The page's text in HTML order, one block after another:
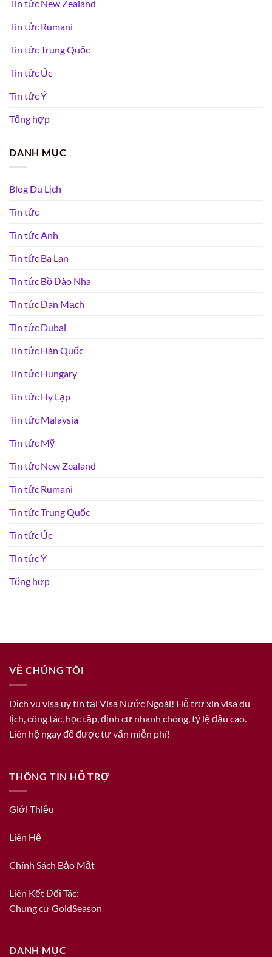
Tin tức New Zealand
Tin tức Rumani
Tin tức Trung Quốc
Tin tức Úc
Tin tức Ý
Tổng hợp
DANH MỤC
Blog Du Lịch
Tin tức
Tin tức Anh
Tin tức Ba Lan
Tin tức Bồ Đào Nha
Tin tức Đan Mạch
Tin tức Dubai
Tin tức Hàn Quốc
Tin tức Hungary
Tin tức Hy Lạp
Tin tức Malaysia
Tin tức Mỹ
Tin tức New Zealand
Tin tức Rumani
Tin tức Trung Quốc
Tin tức Úc
Tin tức Ý
Tổng hợp
VỀ CHÚNG TÔI
Dịch vụ visa uy tín tại Visa Nước Ngoài! Hỗ trợ xin visa du
lịch, công tác, học tập, định cư nhanh chóng, tỷ lệ đậu cao.
Liên hệ ngay để được tư vấn miễn phí!
THÔNG TIN HỖ TRỢ
Giới Thiệu
Liên Hệ
Chính Sách Bảo Mật
Liên Kết Đối Tác:
Chung cư GoldSeason
DANH MỤC